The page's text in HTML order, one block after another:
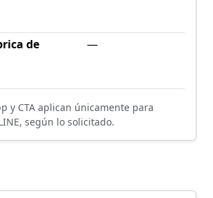
de
—
y CTA aplican únicamente para
según lo solicitado.